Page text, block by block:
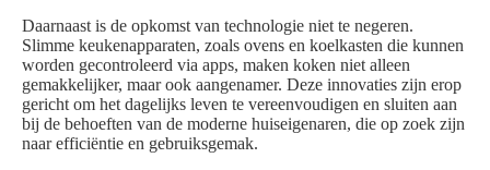
Daarnaast is de opkomst van technologie niet te negeren.
Slimme keukenapparaten, zoals ovens en koelkasten die kunnen
worden gecontroleerd via apps, maken koken niet alleen
gemakkelijker, maar ook aangenamer. Deze innovaties zijn erop
gericht om het dagelijks leven te vereenvoudigen en sluiten aan
bij de behoeften van de moderne huiseigenaren, die op zoek zijn
naar efficiëntie en gebruiksgemak.